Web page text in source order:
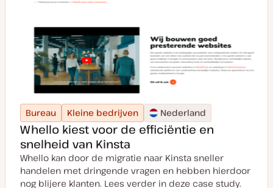
p
Bureau Kleine bedrijven Nederland
Whello kiest voor de efficiëntie en
snelheid van Kinsta
Whello kan door de migratie naar Kinsta sneller
handelen met dringende vragen en hebben hierdoor
nog blijere klanten. Lees verder in deze case study.